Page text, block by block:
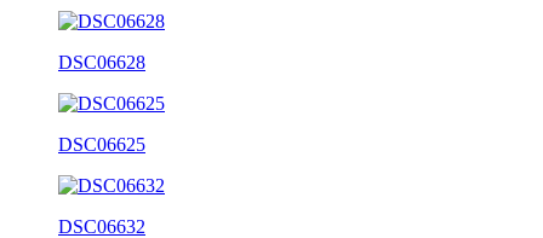
DSC06628
DSC06625
DSC06632